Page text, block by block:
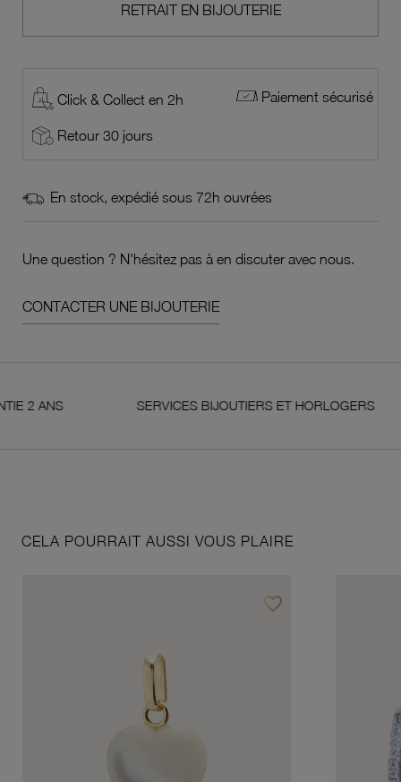
RETRAIT EN BIJOUTERIE
Click & Collect en 2h Paiement sécurisé
Retour 30 jours
En stock, expédié sous 72h ouvrées
Une question ? N'hésitez pas à en discuter avec nous.
CONTACTER UNE BIJOUTERIE
SERVICES BIJOUTIERS ET HORLOGERS
CELA POURRAIT AUSSI VOUS PLAIRE
favorite_borderAjouter à vos favoris